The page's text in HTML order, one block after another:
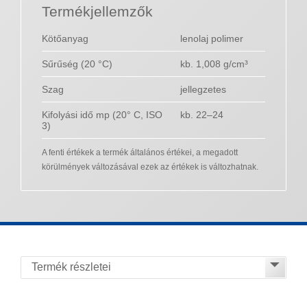
Termékjellemzők
Kötőanyag lenolaj polimer
Sűrűség (20 °C) kb. 1,008 g/cm³
Szag jellegzetes
Kifolyási idő mp (20° C, ISO
3)
kb. 22–24
A fenti értékek a termék általános értékei, a megadott
körülmények változásával ezek az értékek is változhatnak.